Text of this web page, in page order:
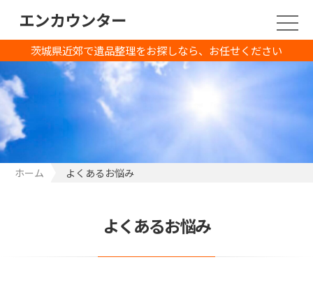
茨城県近郊で遺品整理をお探しなら、お任せください
エンカウンター
ホーム よくあるお悩み
よくあるお悩み